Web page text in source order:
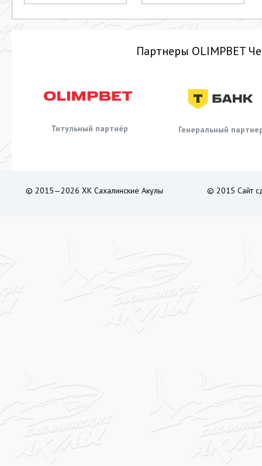
Партнеры OLIMPBET
Титульный партнёр Генеральный
© 2015—2026 ХК Сахалинские Акулы © 2015 Сайт